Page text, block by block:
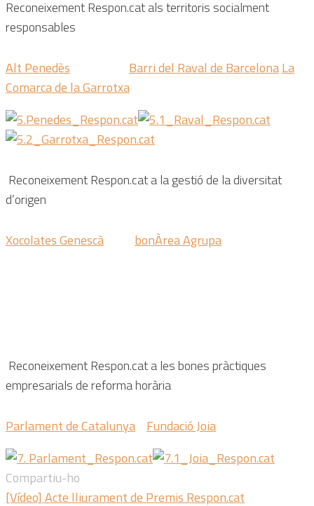
Reconeixement Respon.cat alsterritoris socialment
responsables
Alt Penedès Barri del Raval de BarcelonaLa
Comarca de la Garrotxa
Reconeixement Respon.cat a lagestió de la diversitat
d’origen
Xocolates Genescà bonÀrea Agrupa
Reconeixement Respon.cat a lesbones pràctiques
empresarials de reforma horària
Parlament de Catalunya Fundació Joia
Compartiu-ho
[Vídeo] Acte lliurament de Premis Respon.cat